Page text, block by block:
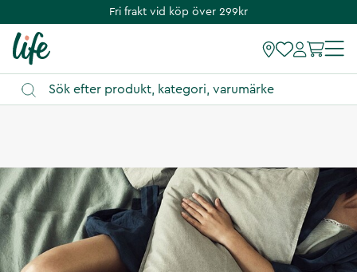
Fri frakt vid köp över 299kr